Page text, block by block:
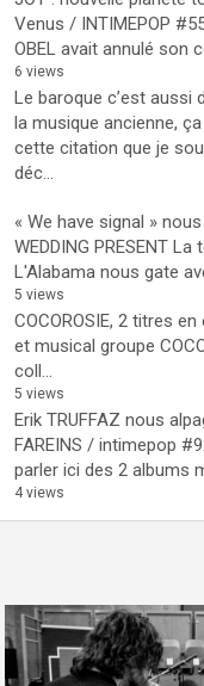
Venus / INTIMEPOP
OBEL avait annulé son
6 views
Le baroque c’est aussi
la musique ancienne,
cette citation que je
déc...
« We have signal »
WEDDING PRESENT La
L'Alabama nous gate
5 views
COCOROSIE, 2 titres
et musical groupe
coll...
5 views
Erik TRUFFAZ nous
FAREINS / intimepop
parler ici des 2 albums
4 views